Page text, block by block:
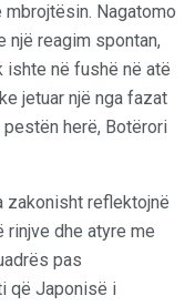
Nagatomo
një reagim spontan,
ishte në fushë në atë
jetuar një nga fazat
herë, Botërori
zakonisht reflektojnë
rinjve dhe atyre me
pas
që Japonisë i